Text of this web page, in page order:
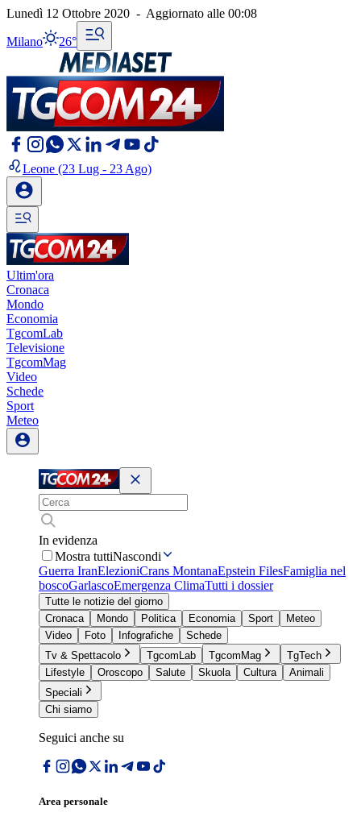
Lunedì 12 Ottobre 2020 - Aggiornato alle 00:08
Milano 26°
Leone (23 Lug - 23 Ago)
Ultim'ora
Cronaca
Mondo
Economia
TgcomLab
Televisione
TgcomMag
Video
Schede
Sport
Meteo
In evidenza
Mostra tuttiNascondi
Guerra IranElezioniCrans MontanaEpstein FilesFamiglia nel
boscoGarlascoEmergenza ClimaTutti i dossier
Tutte le notizie del giorno
Cronaca
Mondo Politica Economia Sport
Meteo
Video
Foto Infografiche
Schede
Tv & Spettacolo
TgcomLab TgcomMag
TgTech
Lifestyle
Oroscopo Salute Skuola Cultura
Animali
Speciali
Chi siamo
Seguici anche su
Area personale